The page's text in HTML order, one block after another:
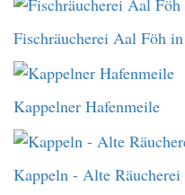
Fischräucherei Aal Föh
Kappelner Hafenmeile
Kappeln - Alte Räucherei